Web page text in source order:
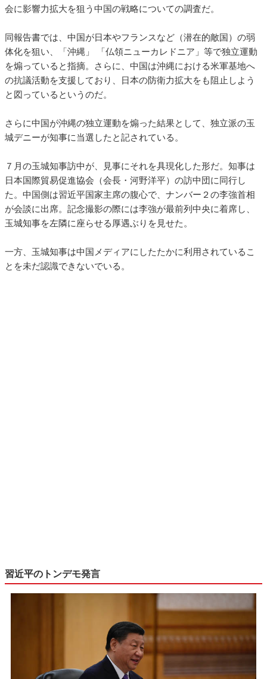
会に影響力拡大を狙う中国の戦略についての調査だ。
同報告書では、中国が日本やフランスなど（潜在的敵国）の弱
体化を狙い、「沖縄」 「仏領ニューカレドニア」等で独立運動
を煽っていると指摘。さらに、中国は沖縄における米軍基地へ
の抗議活動を支援しており、日本の防衛力拡大をも阻止しよう
と図っているというのだ。
さらに中国が沖縄の独立運動を煽った結果として、独立派の玉
城デニーが知事に当選したと記されている。
７月の玉城知事訪中が、見事にそれを具現化した形だ。知事は
日本国際貿易促進協会（会長・河野洋平）の訪中団に同行し
た。中国側は習近平国家主席の腹心で、ナンバー２の李強首相
が会談に出席。記念撮影の際には李強が最前列中央に着席し、
玉城知事を左隣に座らせる厚遇ぶりを見せた。
一方、玉城知事は中国メディアにしたたかに利用されているこ
とを未だ認識できないでいる。
習近平のトンデモ発言